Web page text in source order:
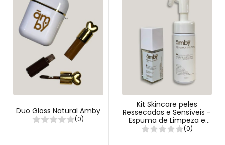
Duo Gloss Natural Amby
(0)
Kit Skincare peles
Ressecadas e Sensíveis -
Espuma de Limpeza e
Hidratante Facial 7 em 1
(0)